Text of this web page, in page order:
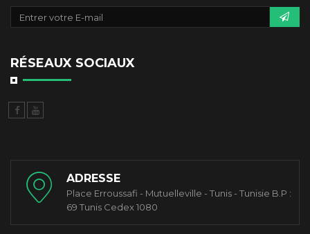
RÉSEAUX SOCIAUX
ADRESSE
Place Erroussafi - Mutuelleville - Tunis - Tunisie B.P :
69 Tunis Cedex 1080